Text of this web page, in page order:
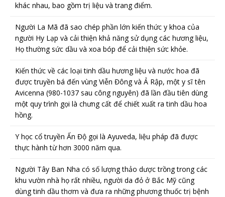
khác nhau, bao gồm trị liệu và trang điểm.
Người La Mã đã sao chép phần lớn kiến thức y khoa của
người Hy Lạp và cải thiện khả năng sử dụng các hương liệu,
Họ thường sức dầu và xoa bóp để cải thiện sức khỏe.
Kiến thức về các loại tinh dầu hương liệu và nước hoa đã
được truyền bá đến vùng Viễn Đông và Ả Rập, một y sĩ tên
Avicenna (980-1037 sau công nguyên) đã lần đầu tiên dùng
một quy trình gọi là chưng cất để chiết xuất ra tinh dầu hoa
hồng.
Y học cổ truyền Ấn Độ gọi là Ayuveda, liệu pháp đã được
thực hành từ hơn 3000 năm qua.
Người Tây Ban Nha có số lượng thảo dược trồng trong các
khu vườn nhà họ rất nhiều, người da đỏ ở Bắc Mỹ cũng
dùng tinh dầu thơm và đưa ra những phương thuốc trị bệnh